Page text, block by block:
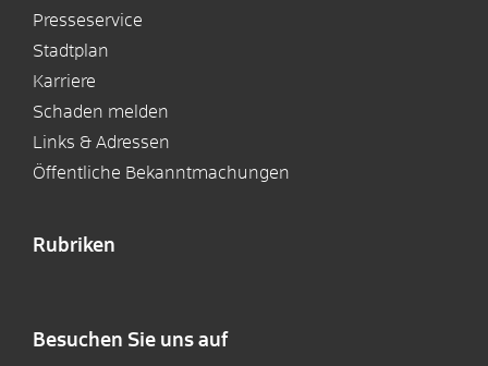
Presseservice
Stadtplan
Karriere
Schaden melden
Links & Adressen
Öffentliche Bekanntmachungen
Rubriken
Besuchen Sie uns auf